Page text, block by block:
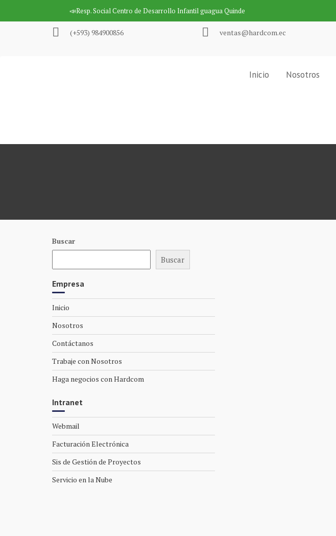
📣Resp. SocialCentro de Desarrollo Infantil guagua Quinde
(+593) 984900856 ventas@hardcom.ec
Inicio Nosotros
Buscar
Buscar
Empresa
Inicio
Nosotros
Contáctanos
Trabaje con Nosotros
Haga negocios con Hardcom
Intranet
Webmail
Facturación Electrónica
Sis de Gestión de Proyectos
Servicio en la Nube